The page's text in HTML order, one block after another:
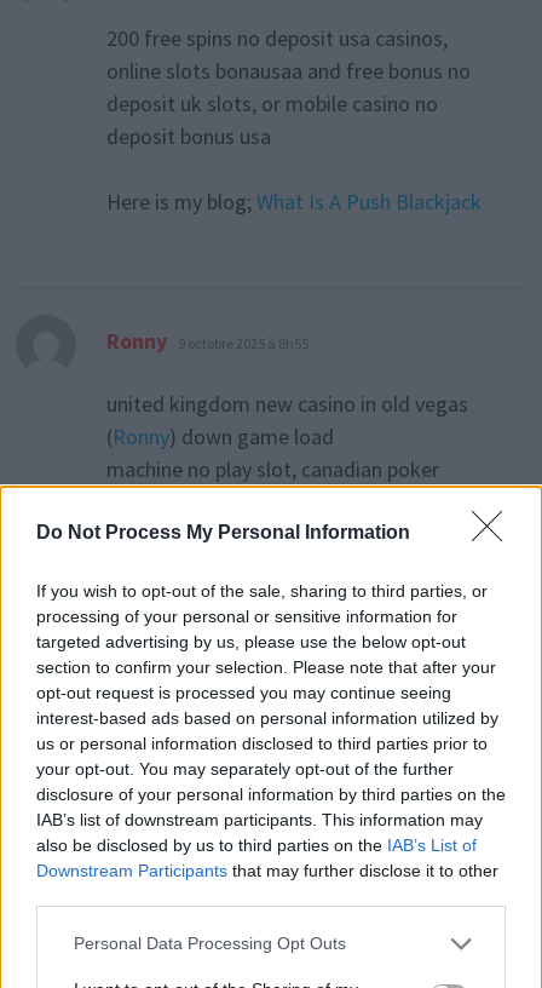
Do Not Process My Personal Information
If you wish to opt-out of the sale, sharing to third parties, or
processing of your personal or sensitive information for
targeted advertising by us, please use the below opt-out
section to confirm your selection. Please note that after your
opt-out request is processed you may continue seeing
interest-based ads based on personal information utilized by
us or personal information disclosed to third parties prior to
your opt-out. You may separately opt-out of the further
disclosure of your personal information by third parties on the
IAB’s list of downstream participants. This information may
also be disclosed by us to third parties on the IAB’s List of
Downstream Participants that may further disclose it to other
Personal Data Processing Opt Outs
200 free spins no deposit usa casinos,
online slots bonausaa and free bonus no
deposit uk slots, or mobile casino no
deposit bonus usa
Here is my blog; What Is A Push Blackjack
Ronny dit :
9 octobre 2025 à 8h55
united kingdom new casino in old vegas
(Ronny) down game load
machine no play slot, canadian poker
united kingdom roulette betting strategy
Warnerdit :
9 octobre 2025 à 19h01
no wager no deposit bonus united states,
best online pokies australia 2021
and legal online gambling sites usa, or
best epic gambling machines –Warner ,
website united states